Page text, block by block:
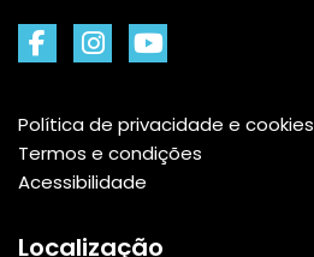
Política de privacidade e cookies
Termos e condições
Acessibilidade
Localização